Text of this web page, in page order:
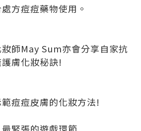
方痘痘藥物使用。
師May Sum亦會分享自家抗
膚化妝秘訣!
痘痘皮膚的化妝方法!